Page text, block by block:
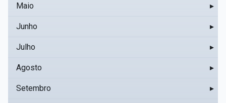
Maio ▸
Junho ▸
Julho ▸
Agosto ▸
Setembro ▸